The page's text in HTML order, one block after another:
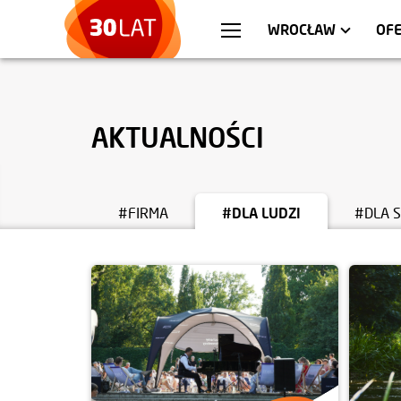
WROCŁAW
WARSZAWA
MIESZKANIA
AKTUALNOŚCI
#FIRMA #DLA LUDZI #DLA